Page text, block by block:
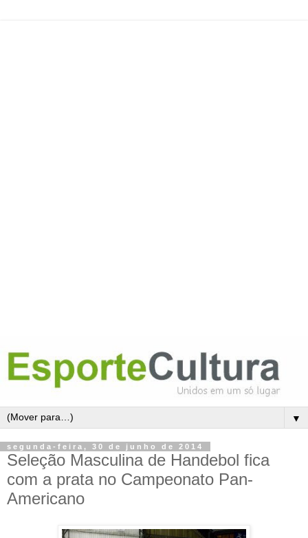
▼
segunda-feira, 30 de junho de 2014
Seleção Masculina de Handebol fica
com a prata no Campeonato Pan-
Americano